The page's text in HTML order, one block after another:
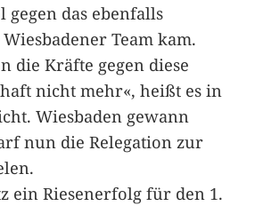
gegen das ebenfalls
Team kam.
die Kräfte gegen diese
nicht mehr«, heißt es in
Wiesbaden gewann
nun die Relegation zur
ein Riesenerfolg für den 1.